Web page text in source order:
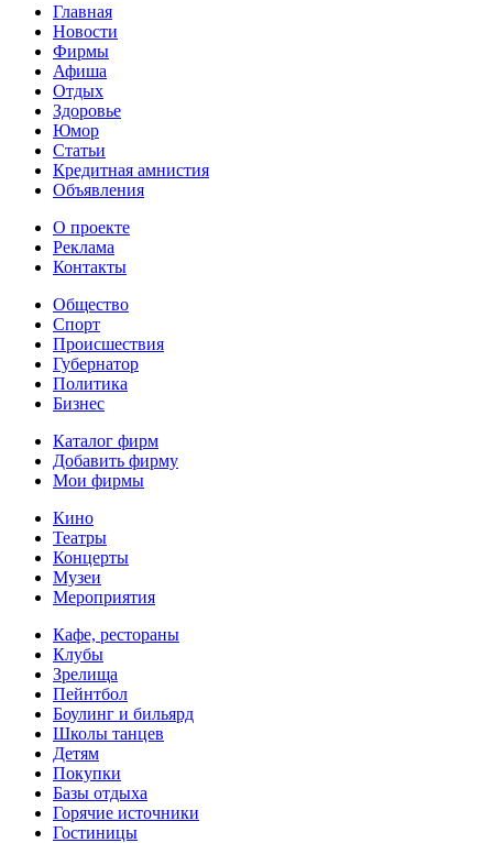
Главная
Новости
Фирмы
Афиша
Отдых
Здоровье
Юмор
Статьи
Кредитная амнистия
Объявления
О проекте
Реклама
Контакты
Общество
Спорт
Происшествия
Губернатор
Политика
Бизнес
Каталог фирм
Добавить фирму
Мои фирмы
Кино
Театры
Концерты
Музеи
Мероприятия
Кафе, рестораны
Клубы
Зрелища
Пейнтбол
Боулинг и бильярд
Школы танцев
Детям
Покупки
Базы отдыха
Горячие источники
Гостиницы